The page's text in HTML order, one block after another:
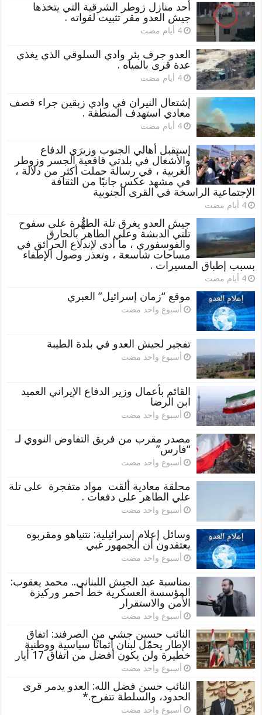
أحد منازل زوطر الشرقية التي يتخذها
جيش العدو مقر تثبيت لقواته .
‏4 أيام مضت
العدو جرف بئر وادي السلوقي الذي يغذي
عدة قرى بالمياه .
‏4 أيام مضت
إشتعال النيران في وادي زبقين جراء قصف
معادي استهدف المنطقة .
‏4 أيام مضت
إستقبل أهالي الجنوب وزيرَي الدفاع
والأشغال في بلدتي قاقعية الجسر وزوطر
الغربية ، في رسالة حملت أكثر من دلالة ،
في مشهد عكس جانبًا من الثقافة
الإجتماعية الراسخة في القرى الجنوبية
‏4 أيام مضت
جيش العدو يغرق تلة الطهُّرة على سفوح
تلتي الدبشة وعلي الطاهر بالحارق
والفوسفوري ، ما أدى لإندلاع الحرائق في
مساحات شاسعة ، وتعذر وصول الإطفاء
بسبب إطباق المسيرات .
‏4 أيام مضت
موقع “زمان إسرائيل” العبري
‏أسبوع واحد مضت
تفجير لجيش العدو في بلدة الطيبة
‏أسبوع واحد مضت
القائم بأعمال وزير الدفاع الإيراني العميد
ابن الرضا
‏أسبوع واحد مضت
مصدر مقرب من فريق التفاوض النووي لـ
“فارس”
‏أسبوع واحد مضت
محلقة معادية ألقت مواد متفجرة على تلة
علي الطاهر على دفعات .
‏أسبوع واحد مضت
وسائل إعلام إسرائيلية: نتنياهو ومقربوه
يعتقدون أن الجمهور غبي
‏أسبوع واحد مضت
بمناسبة عيد الجيش اللبناني.. محمد يعقوب:
المؤسسة العسكرية خط أحمر وركيزة
الأمن والاستقرار
‏أسبوع واحد مضت
النائب حسين جشي من الصرفند: اتفاق
الإطار يحمّل لبنان أثمانًا سياسية ووطنية
خطيرة ولن يكون أفضل من اتفاق 17 أيار
‏أسبوع واحد مضت
النائب حسن فضل الله: العدو يدمر قرى
الحدود، والسلطة تتفرج.*
‏أسبوع واحد مضت